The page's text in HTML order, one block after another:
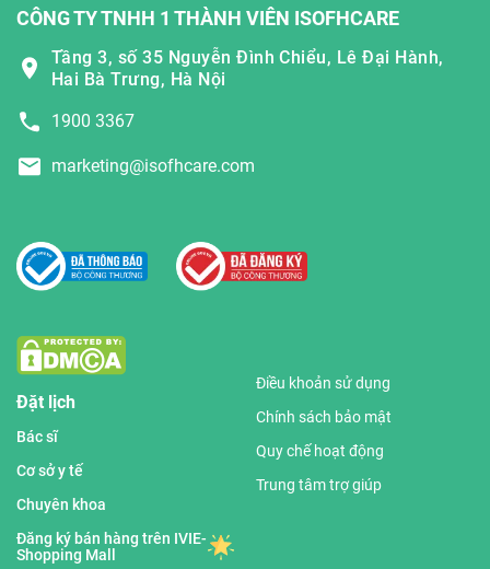
CÔNG TY TNHH 1 THÀNH VIÊN ISOFHCARE
Tầng 3, số 35 Nguyễn Đình Chiểu, Lê Đại Hành,
Hai Bà Trưng, Hà Nội
1900 3367
marketing@isofhcare.com
Đặt lịch
Bác sĩ
Cơ sở y tế
Chuyên khoa
Đăng ký bán hàng trên IVIE-
Shopping Mall
Điều khoản sử dụng
Chính sách bảo mật
Quy chế hoạt động
Trung tâm trợ giúp